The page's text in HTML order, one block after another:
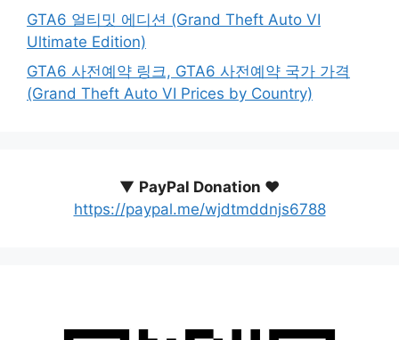
GTA6 얼티밋 에디션 (Grand Theft Auto VI
Ultimate Edition)
GTA6 사전예약 링크, GTA6 사전예약 국가 가격
(Grand Theft Auto VI Prices by Country)
▼ PayPal Donation ♥️
https://paypal.me/wjdtmddnjs6788